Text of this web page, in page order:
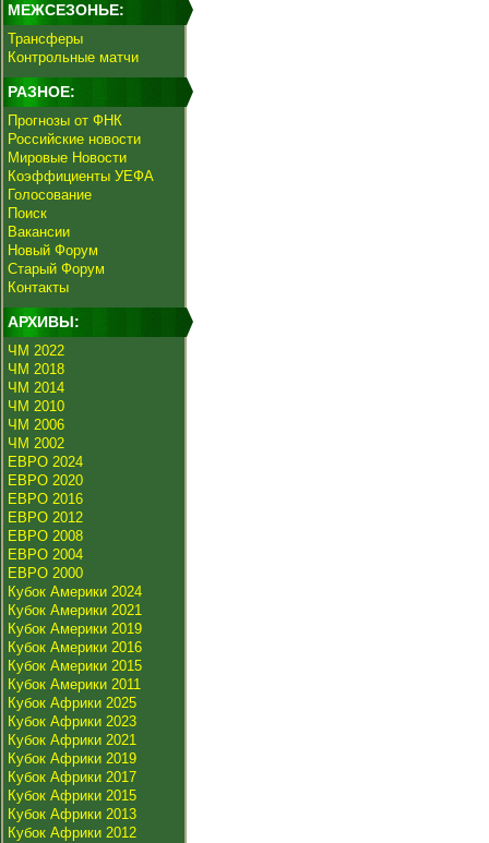
МЕЖСЕЗОНЬЕ:
Трансферы
Контрольные матчи
РАЗНОЕ:
Прогнозы от ФНК
Российские новости
Мировые Новости
Коэффициенты УЕФА
Голосование
Поиск
Вакансии
Новый Форум
Старый Форум
Контакты
АРХИВЫ:
ЧМ 2022
ЧМ 2018
ЧМ 2014
ЧМ 2010
ЧМ 2006
ЧМ 2002
ЕВРО 2024
ЕВРО 2020
ЕВРО 2016
ЕВРО 2012
ЕВРО 2008
ЕВРО 2004
ЕВРО 2000
Кубок Америки 2024
Кубок Америки 2021
Кубок Америки 2019
Кубок Америки 2016
Кубок Америки 2015
Кубок Америки 2011
Кубок Африки 2025
Кубок Африки 2023
Кубок Африки 2021
Кубок Африки 2019
Кубок Африки 2017
Кубок Африки 2015
Кубок Африки 2013
Кубок Африки 2012